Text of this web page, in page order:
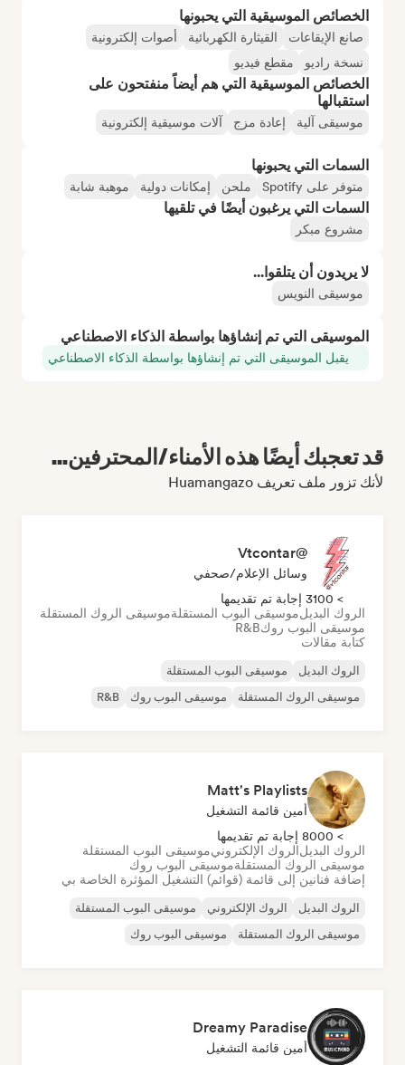
الخصائص الموسيقية التي يحبونها
صانع الإيقاعات القيثارة الكهربائية
أصوات إلكترونية
نسخة راديو
مقطع فيديو
الخصائص الموسيقية التي هم أيضاً منفتحون على
استقبالها
موسيقى آلية إعادة مزج آلات موسيقية إلكترونية
السمات التي يحبونها
متوفر على Spotify ملحن إمكانات دولية موهبة شابة
السمات التي يرغبون أيضًا في تلقيها
مشروع مبكر
لا يريدون أن يتلقوا...
موسيقى النويس
الموسيقى التي تم إنشاؤها بواسطة الذكاء الاصطناعي
يقبل الموسيقى التي تم إنشاؤها بواسطة الذكاء الاصطناعي
قد تعجبك أيضًا هذه الأمناء/المحترفين...
لأنك تزور ملف تعريف Huamangazo
@Vtcontar
وسائل الإعلام/صحفي
> 3100 إجابة تم تقديمها
الروك البديلموسيقى البوب المستقلةموسيقى الروك المستقلة
موسيقى البوب روكR&B
كتابة مقالات
الروك البديل
موسيقى البوب المستقلة
موسيقى الروك المستقلة
موسيقى البوب روك R&B
Matt's Playlists
أمين قائمة التشغيل
> 8000 إجابة تم تقديمها
الروك البديلالروك الإلكترونيموسيقى البوب المستقلة
موسيقى الروك المستقلةموسيقى البوب روك
إضافة فنانين إلى قائمة (قوائم) التشغيل المؤثرة الخاصة بي
الروك البديل الروك الإلكتروني
موسيقى البوب المستقلة
موسيقى الروك المستقلة
موسيقى البوب روك
Dreamy Paradise
أمين قائمة التشغيل